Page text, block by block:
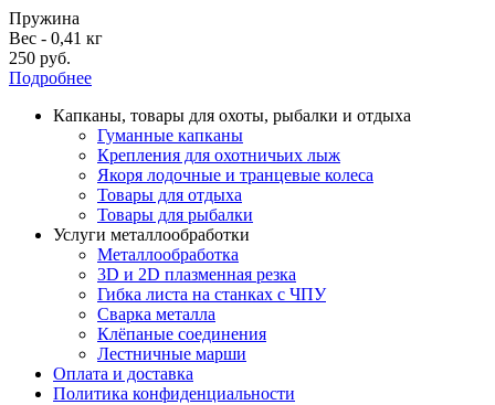
Пружина
Вес - 0,41 кг
250 руб.
Подробнее
Капканы, товары для охоты, рыбалки и отдыха
Гуманные капканы
Крепления для охотничьих лыж
Якоря лодочные и транцевые колеса
Товары для отдыха
Товары для рыбалки
Услуги металлообработки
Металлообработка
3D и 2D плазменная резка
Гибка листа на станках с ЧПУ
Сварка металла
Клёпаные соединения
Лестничные марши
Оплата и доставка
Политика конфиденциальности